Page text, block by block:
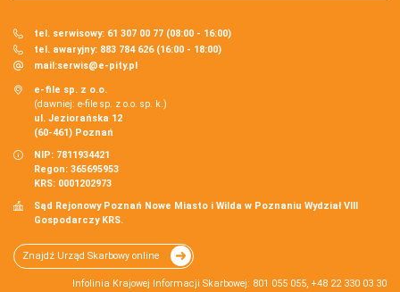
tel. serwisowy: 61 307 00 77 (08:00 - 16:00)
tel. awaryjny: 883 784 626 (16:00 - 18:00)
mail:serwis@e-pity.pl
e-file sp. z o.o.
(dawniej: e-file sp. z o.o. sp. k.)
ul. Jeziorańska 12
(60-461) Poznań
NIP: 7811934421
Regon: 365695953
KRS: 0001202973
Sąd Rejonowy Poznań Nowe Miasto i Wilda w Poznaniu Wydział VIII
Gospodarczy KRS.
Znajdź Urząd Skarbowy online
Infolinia Krajowej Informacji Skarbowej: 801 055 055, +48 22 330 03 30